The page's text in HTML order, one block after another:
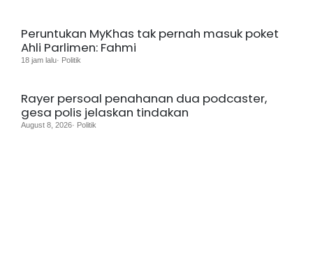
Peruntukan MyKhas tak pernah masuk poket
Ahli Parlimen: Fahmi
18 jam lalu· Politik
Rayer persoal penahanan dua podcaster,
gesa polis jelaskan tindakan
August 8, 2026· Politik